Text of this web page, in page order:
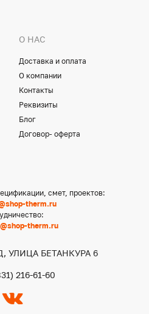
О НАС
Доставка и оплата
О компании
Контакты
Реквизиты
Блог
Договор- оферта
смет, проектов:
therm.ru
therm.ru
УЛИЦА БЕТАНКУРА 6
216-61-60